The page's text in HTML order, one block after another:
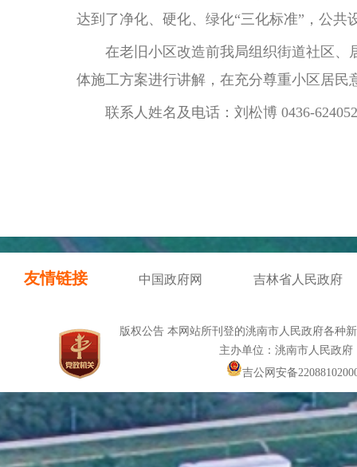
达到了净化、硬化、绿化“三化标准”，公
在老旧小区改造前我局组织街道社区、
体施工方案进行讲解，在充分尊重小区居民
联系人姓名及电话：刘松博 0436-
友情链接 中国政府网 吉林省人民政府
版权公告 本网站所刊登的洮南市人民政府各种
主办单位：洮南市人民政
吉公网安备